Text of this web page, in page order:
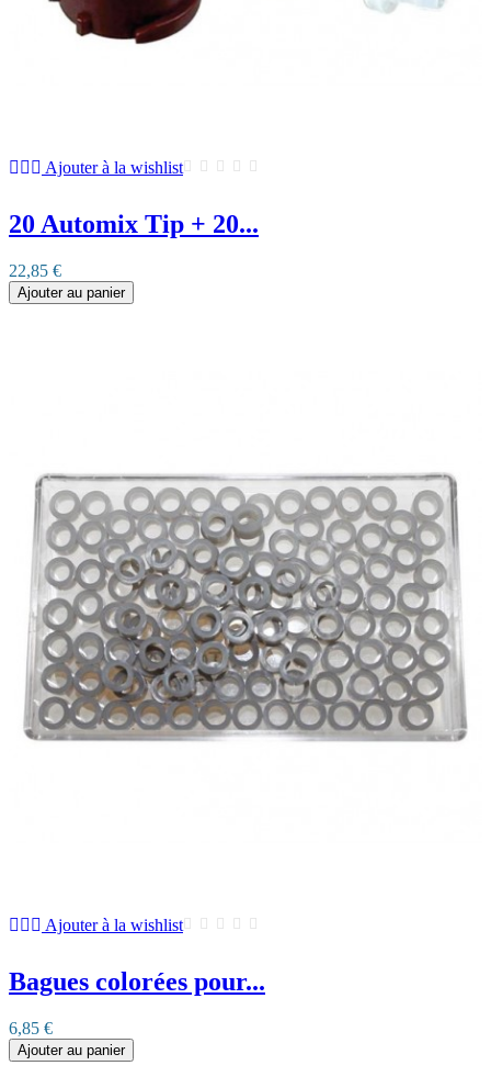
Ajouter à la wishlist
20 Automix Tip + 20...
22,85 €
Ajouter au panier
Ajouter à la wishlist
Bagues colorées pour...
6,85 €
Ajouter au panier